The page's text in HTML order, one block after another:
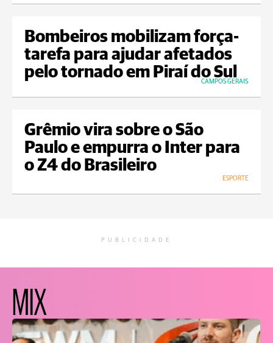
Bombeiros mobilizam força-
tarefa para ajudar afetados
pelo tornado em Piraí do Sul
CAMPOS GERAIS
Grêmio vira sobre o São
Paulo e empurra o Inter para
o Z4 do Brasileiro
ESPORTE
PUBLICIDADE
MIX